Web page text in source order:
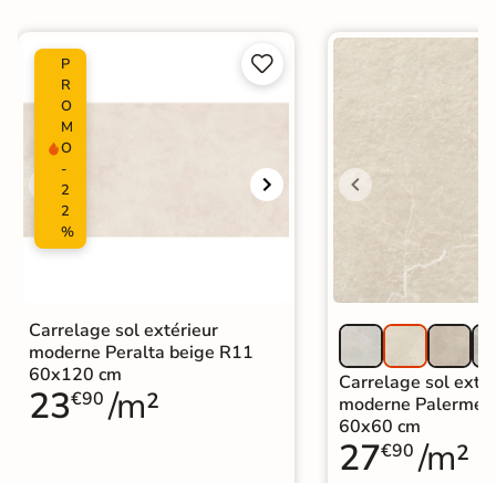
P
R
O
M
O
-
2
2
%


Carrelage sol extérieur
moderne Peralta beige R11
60x120 cm
23€90 /m²
Carrelage sol
moderne Palerme
60x60 cm
27€90 /m²